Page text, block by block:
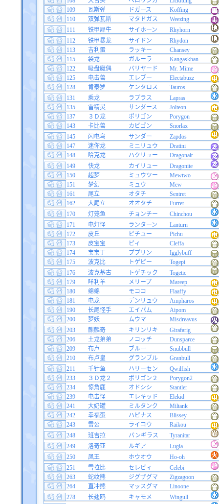
109
瓦斯弹 ドガース
Koffing
110
双弹瓦斯 マタドガス
Weezing
111
铁甲犀牛 サイホーン
Rhyhorn
112
铁甲暴龙 サイドン
Rhydon
113
吉利蛋 ラッキー
Chansey
115
袋龙 ガルーラ
Kangaskhan
122
吸盘魔偶 バリヤード
Mr. Mime
125
电击兽 エレブー
Electabuzz
128
肯泰罗 ケンタロス
Tauros
131
乘龙 ラプラス
Lapras
135
雷精灵 サンダース
Jolteon
137
３Ｄ龙 ポリゴン
Porygon
143
卡比兽 カビゴン
Snorlax
145
闪电鸟 サンダー
Zapdos
147
迷你龙 ミニリュウ
Dratini
148
哈克龙 ハクリュー
Dragonair
149
快龙 カイリュー
Dragonite
150
超梦 ミュウツー
Mewtwo
151
梦幻 ミュウ
Mew
161
尾立 オタチ
Sentret
162
大尾立 オオタチ
Furret
170
灯笼鱼 チョンチー
Chinchou
171
电灯怪 ランターン
Lanturn
172
皮丘 ピチュー
Pichu
173
皮宝宝 ピィ
Cleffa
174
宝宝丁 ププリン
Igglybuff
175
波克比 トゲピー
Togepi
176
波克基古 トゲチック
Togetic
179
咩利羊 メリープ
Mareep
180
绵绵 モココ
Flaaffy
181
电龙 デンリュウ
Ampharos
190
长尾怪手 エイパム
Aipom
200
梦妖 ムウマ
Misdreavus
203
麒麟奇 キリンリキ
Girafarig
206
土龙弟弟 ノコッチ
Dunsparce
209
布卢 ブルー
Snubbull
210
布卢皇 グランブル
Granbull
211
千针鱼 ハリーセン
Qwilfish
233
３Ｄ龙２ ポリゴン２
Porygon2
234
惊角鹿 オドシシ
Stantler
239
电击怪 エレキッド
Elekid
241
大奶罐 ミルタンク
Miltank
242
幸福蛋 ハピナス
Blissey
243
雷公 ライコウ
Raikou
248
班吉拉 バンギラス
Tyranitar
249
洛奇亚 ルギア
Lugia
250
凤王 ホウオウ
Ho-oh
251
雪拉比 セレビィ
Celebi
263
蛇纹熊 ジグザグマ
Zigzagoon
264
直冲熊 マッスグマ
Linoone
278
长翅鸥 キャモメ
Wingull